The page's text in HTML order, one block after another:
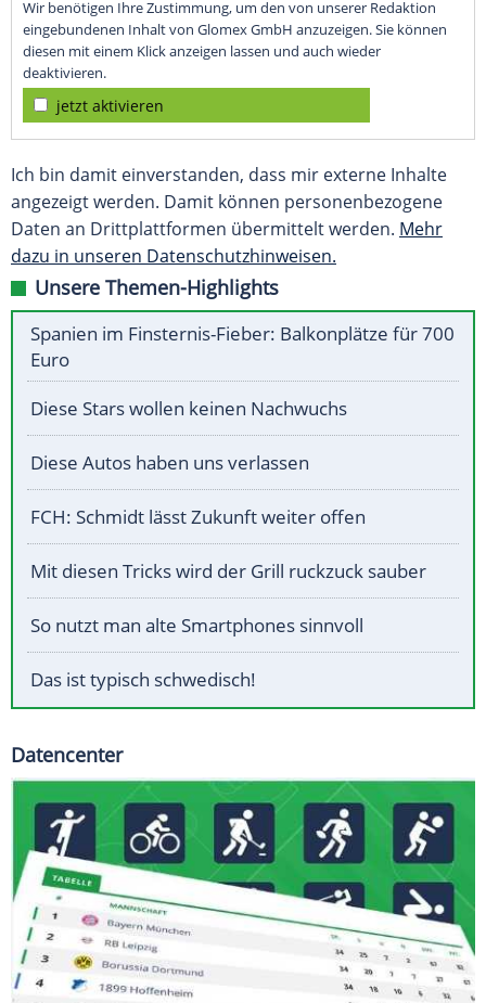
Wir benötigen Ihre Zustimmung, um den von unserer Redaktion
eingebundenen Inhalt von Glomex GmbH anzuzeigen. Sie können
diesen mit einem Klick anzeigen lassen und auch wieder
deaktivieren.
jetzt aktivieren
Ich bin damit einverstanden, dass mir externe Inhalte
angezeigt werden. Damit können personenbezogene
Daten an Drittplattformen übermittelt werden. Mehr
dazu in unseren Datenschutzhinweisen.
Unsere Themen-Highlights
Spanien im Finsternis-Fieber: Balkonplätze für 700
Euro
Diese Stars wollen keinen Nachwuchs
Diese Autos haben uns verlassen
FCH: Schmidt lässt Zukunft weiter offen
Mit diesen Tricks wird der Grill ruckzuck sauber
So nutzt man alte Smartphones sinnvoll
Das ist typisch schwedisch!
Datencenter